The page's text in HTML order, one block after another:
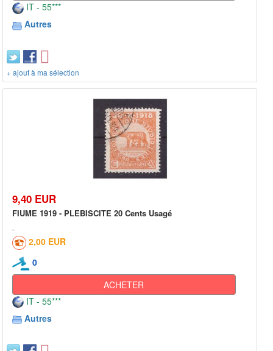
IT - 55***
Autres
+ ajout à ma sélection
9,40 EUR
FIUME 1919 - PLEBISCITE 20 Cents Usagé
2,00 EUR
0
ACHETER
IT - 55***
Autres